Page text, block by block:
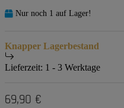
Nur noch 1 auf Lager!
Knapper Lagerbestand
Lieferzeit: 1 - 3 Werktage
69,90 €